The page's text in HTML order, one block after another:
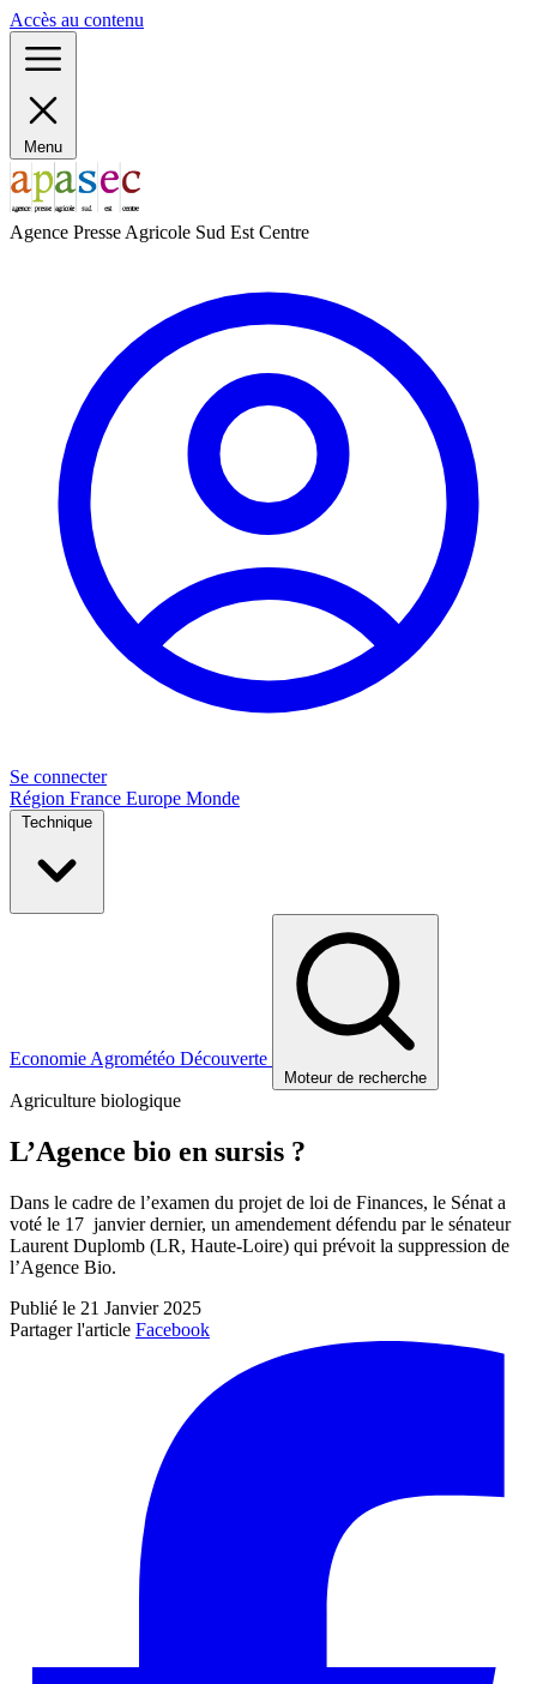
Accès au contenu
Menu
Agence Presse Agricole Sud Est Centre
Se connecter
Région France Europe Monde
Technique
Economie Agrométéo Découverte
Moteur de recherche
Agriculture biologique
L’Agence bio en sursis ?
Dans le cadre de l’examen du projet de loi de Finances, le Sénat a
voté le 17 janvier dernier, un amendement défendu par le sénateur
Laurent Duplomb (LR, Haute-Loire) qui prévoit la suppression de
l’Agence Bio.
Publié le 21 Janvier 2025
Partager l'article Facebook
Panneau de gestion des cookies